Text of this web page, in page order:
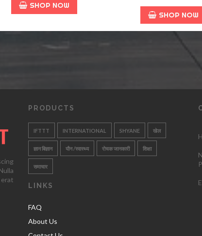
SHOP NOW
SHOP NOW
PRODUCTS
IFTTT INTERNATIONAL SHYANE खेल
ज्ञान बिज्ञान यौन /स्वास्थ्य रोचक जानकारी शिक्षा
समाचार
LINKS
FAQ
About Us